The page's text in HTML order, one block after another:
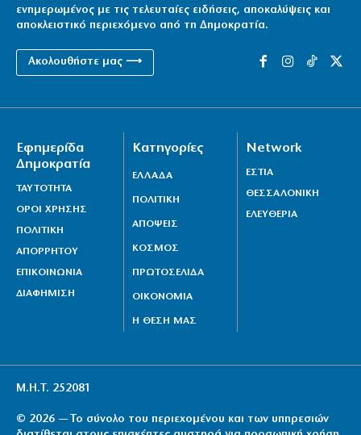
ενημερωμένος με τις τελευταίες ειδήσεις, αποκαλύψεις και
αποκλειστικό περιεχόμενο από τη Δημοκρατία.
Ακολουθήστε μας ⟶
Εφημερίδα
Δημοκρατία
ΤΑΥΤΟΤΗΤΑ
ΟΡΟΙ ΧΡΗΣΗΣ
ΠΟΛΙΤΙΚΗ
ΑΠΟΡΡΗΤΟΥ
ΕΠΙΚΟΙΝΩΝΙΑ
ΔΙΑΦΗΜΙΣΗ
Κατηγορίες
ΕΛΛΑΔΑ
ΠΟΛΙΤΙΚΗ
ΑΠΟΨΕΙΣ
ΚΟΣΜΟΣ
ΠΡΩΤΟΣΕΛΙΔΑ
ΟΙΚΟΝΟΜΙΑ
Η ΘΕΣΗ ΜΑΣ
Network
ΕΣΤΙΑ
ΘΕΣΣΑΛΟΝΙΚΗ
ΕΛΕΥΘΕΡΙΑ
Μ.Η.Τ. 252081
© 2026 — Το σύνολο του περιεχομένου και των υπηρεσιών